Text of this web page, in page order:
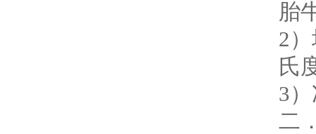
胎
2
氏
3
二